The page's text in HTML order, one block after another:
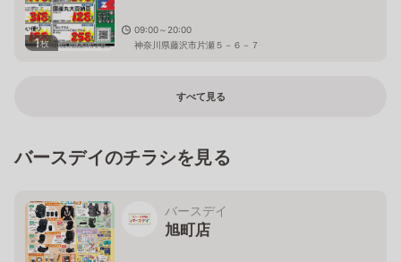
1枚
09:00～20:00
神奈川県藤沢市片瀬５－６－７
すべて見る
バースデイのチラシを見る
バースデイ
旭町店